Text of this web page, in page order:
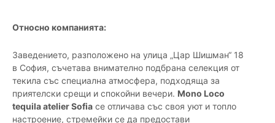
Относно компанията:
Заведението, разположено на улица „Цар Шишман“ 18
в София, съчетава внимателно подбрана селекция от
текила със специална атмосфера, подходяща за
приятелски срещи и спокойни вечери. Mono Loco
tequila atelier Sofia се отличава със своя уют и топло
настроение, стремейки се да предостави